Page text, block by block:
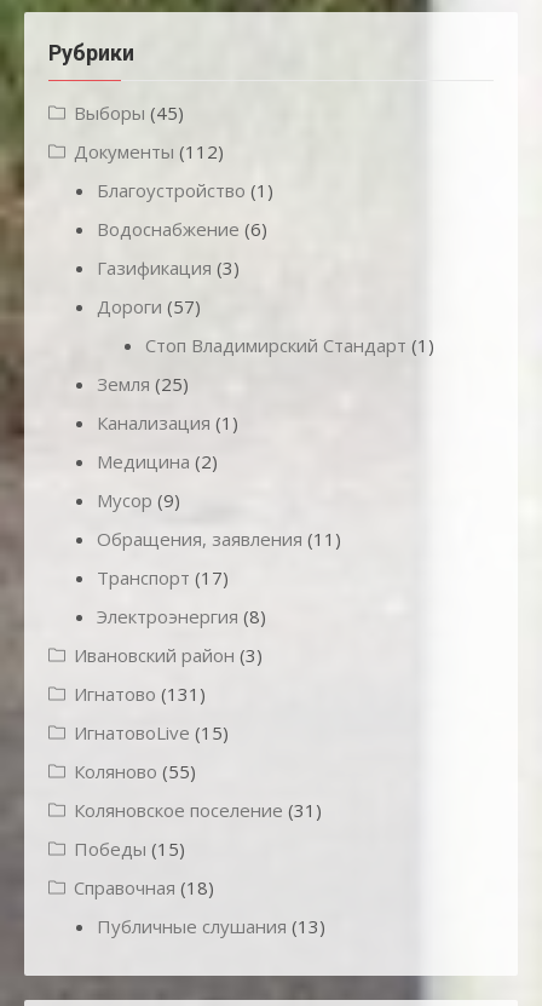
Рубрики
Выборы (45)
Документы (112)
Благоустройство (1)
Водоснабжение (6)
Газификация (3)
Дороги (57)
Стоп Владимирский Стандарт (1)
Земля (25)
Канализация (1)
Медицина (2)
Мусор (9)
Обращения, заявления (11)
Транспорт (17)
Электроэнергия (8)
Ивановский район (3)
Игнатово (131)
ИгнатовоLive (15)
Коляново (55)
Коляновское поселение (31)
Победы (15)
Справочная (18)
Публичные слушания (13)